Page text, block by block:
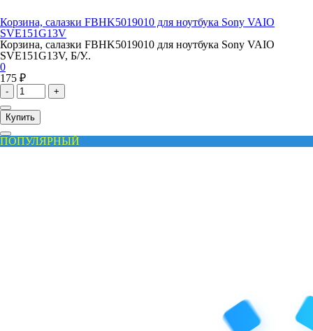
Корзина, салазки FBHK5019010 для ноутбука Sony VAIO
SVE151G13V
Корзина, салазки FBHK5019010 для ноутбука Sony VAIO
SVE151G13V, Б/У..
0
175 ₽
- +
Купить
ПОПУЛЯРНЫЙ